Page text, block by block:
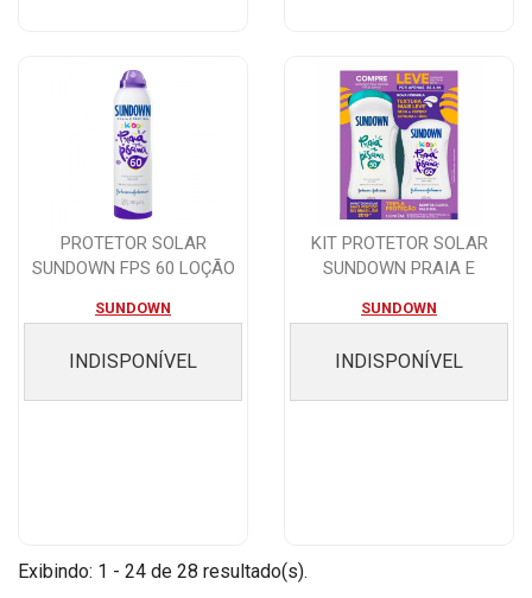
PROTETOR SOLAR
SUNDOWN FPS 60 LOÇÃO
SUNDOWN
INDISPONÍVEL
KIT PROTETOR SOLAR
SUNDOWN PRAIA E
SUNDOWN
INDISPONÍVEL
Exibindo: 1 - 24 de 28 resultado(s).